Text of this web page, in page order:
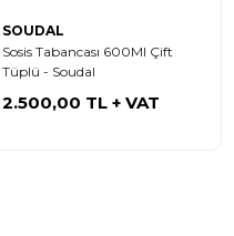
SOUDAL
Sosis Tabancası 600Ml Çift
Tüplü - Soudal
2.500,00 TL + VAT